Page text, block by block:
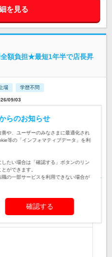
を見る
全額負担★最短1年半で店長昇
上場 学歴不問
09/03
★初期移動時の交通費負担★ 地
遇です！ ※会社都合の引っ越し
matsuyafoods/
歳以上想定 給与：26.5-27.1万
・とんかつ店「松のや」・すし業
ます。 まずは店舗スタッフとし
。 ゆくゆくは、店長として店舗
らのお知らせ
や、ユーザーのみなさまに最適化され
等の「インフォマティブデータ」を利
たい場合は「確認する」ボタンのリン
ができます。
の一部サービスを利用できない場合が
確認する